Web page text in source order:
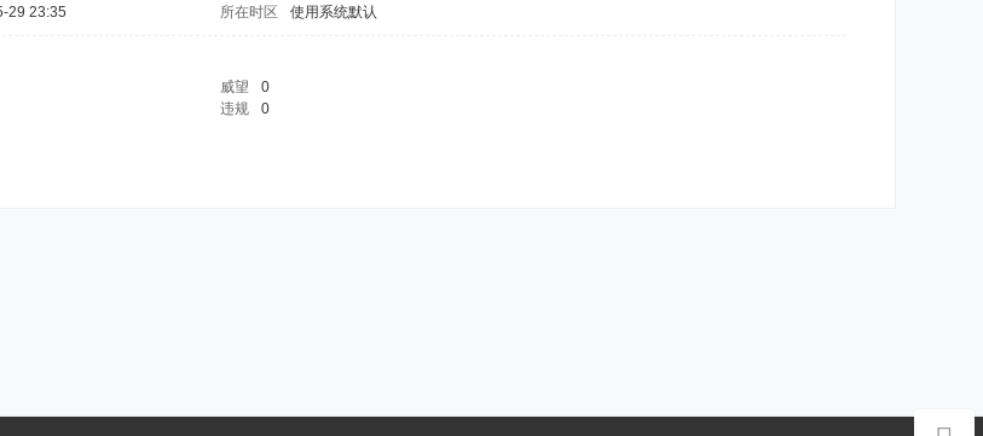
29 23:35 所在时区 使用系统默认
威望
0
违规
0